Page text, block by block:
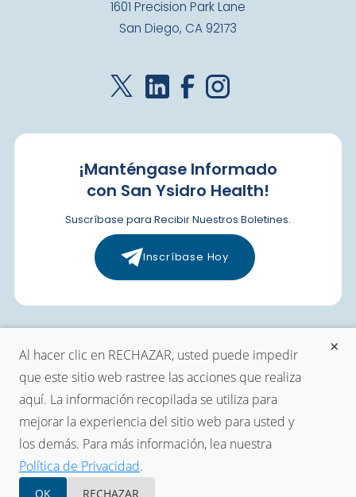
×
Al hacer clic en RECHAZAR, usted puede impedir
que este sitio web rastree las acciones que realiza
aquí. La información recopilada se utiliza para
mejorar la experiencia del sitio web para usted y
los demás. Para más información, lea nuestra
Política de Privacidad.
OK RECHAZAR
1601 Precision Park Lane
San Diego, CA 92173
¡Manténgase Informado
con San Ysidro Health!
Suscríbase para Recibir Nuestros Boletines.
Inscríbase Hoy
© 2026 San Ysidro Salud. Todos los derechos reservados.
Condiciones de uso
Política de cookies
Política de privacidad